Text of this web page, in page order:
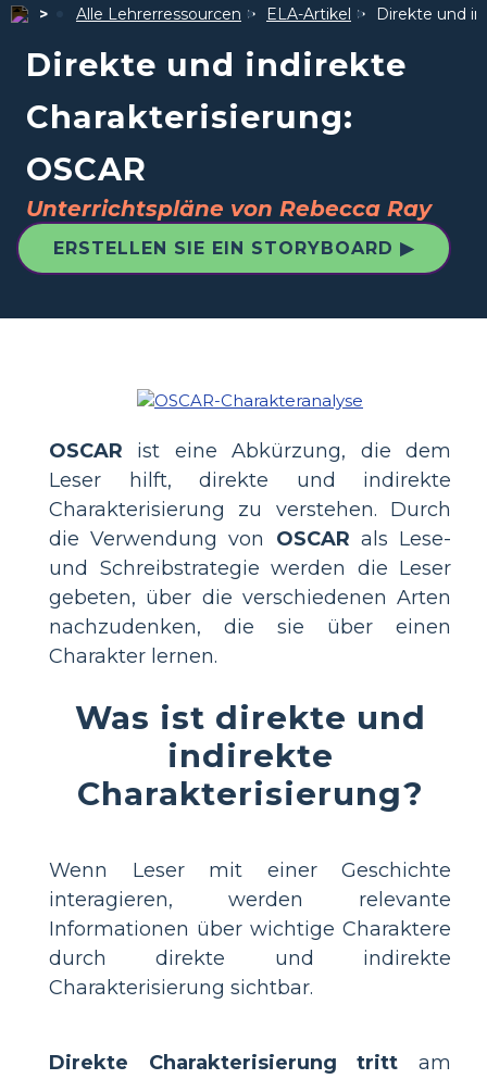
Alle Lehrerressourcen ELA-Artikel Direkte und
Direkte und indirekte
Charakterisierung:
OSCAR
Unterrichtspläne von Rebecca Ray
ERSTELLEN SIE EIN STORYBOARD ▶
OSCAR ist eine Abkürzung, die dem
Leser hilft, direkte und indirekte
Charakterisierung zu verstehen. Durch
die Verwendung von OSCAR als Lese-
und Schreibstrategie werden die Leser
gebeten, über die verschiedenen Arten
nachzudenken, die sie über einen
Charakter lernen.
Was ist direkte und
indirekte
Charakterisierung?
Wenn Leser mit einer Geschichte
interagieren, werden relevante
Informationen über wichtige Charaktere
durch direkte und indirekte
Charakterisierung sichtbar.
Direkte Charakterisierung tritt am